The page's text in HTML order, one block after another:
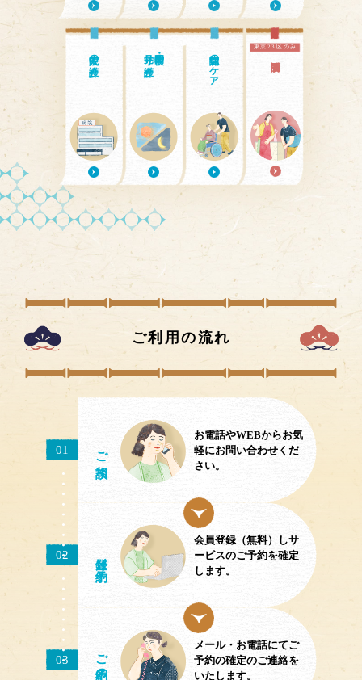
入院中の介護 日中・夜間の
見守り介護 認知症のケア
東京23区のみ
ご利用の流れ
01 ご相談
お電話やWEBからお気
軽にお問い合わせくだ
さい。
02
会員登録（無料）しサ
ービスのご予約を確定
します。
03
ご予約
の確定
メール・お電話にてご
予約の確定のご連絡を
いたします。